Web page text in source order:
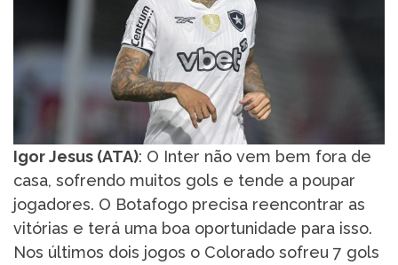
Igor Jesus (ATA): O Inter não vem bem fora de
casa, sofrendo muitos gols e tende a poupar
jogadores. O Botafogo precisa reencontrar as
vitórias e terá uma boa oportunidade para isso.
Nos últimos dois jogos o Colorado sofreu 7 gols